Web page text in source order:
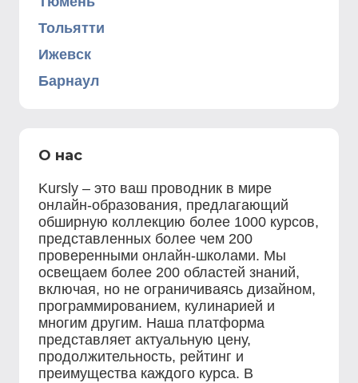
Тольятти
Ижевск
Барнаул
О нас
Kursly – это ваш проводник в мире
онлайн-образования, предлагающий
обширную коллекцию более 1000 курсов,
представленных более чем 200
проверенными онлайн-школами. Мы
освещаем более 200 областей знаний,
включая, но не ограничиваясь дизайном,
программированием, кулинарией и
многим другим. Наша платформа
представляет актуальную цену,
продолжительность, рейтинг и
преимущества каждого курса. В